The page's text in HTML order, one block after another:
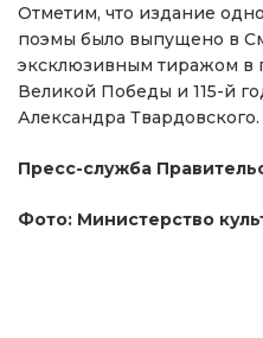
Отметим, что издание
поэмы было выпущено в
эксклюзивным тиражом в
Великой Победы и 115-й
Александра Твардовского.
Пресс-служба
Фото: Министерство